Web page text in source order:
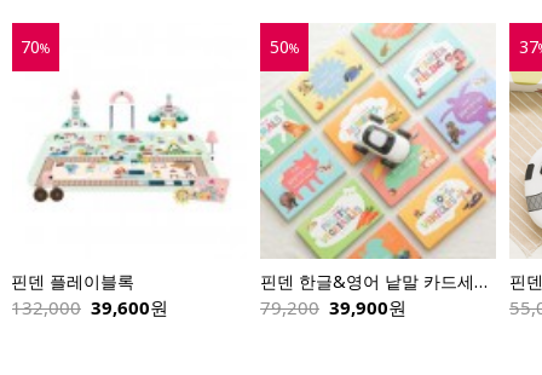
70%
핀덴 플레이블록
132,000 39,600원
50%
핀덴 한글&영어 낱말 카드세트 258장(핀덴카 제외)
79,200 39,900원
37
핀